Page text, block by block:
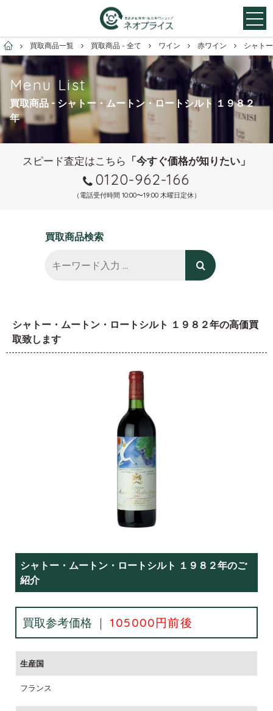
お酒買取専門店ネオプライス
買取商品一覧 買取商品 - 全て ワイン 赤ワイン シャト
Menu List
買取商品 - シャトー・ムートン・ロートシルト １９８２
年
スピード査定はこちら 「今すぐ価格が知りたい」
0120-962-166
（電話受付時間 10:00〜19:00 木曜日定休）
買取商品検索
シャトー・ムートン・ロートシルト １９８２年の高価買
取致します
シャトー・ムートン・ロートシルト １９８２年のご
紹介
買取参考価格 ｜ 105000円前後
生産国
フランス